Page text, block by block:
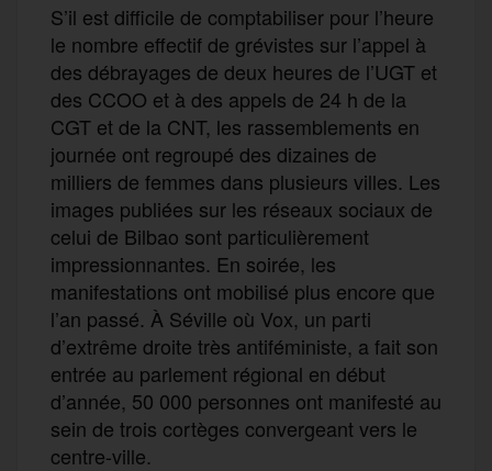
S’il est difficile de comptabiliser pour l’heure
le nombre effectif de grévistes sur l’appel à
des débrayages de deux heures de l’UGT et
des CCOO et à des appels de 24 h de la
CGT et de la CNT, les rassemblements en
journée ont regroupé des dizaines de
milliers de femmes dans plusieurs villes. Les
images publiées sur les réseaux sociaux de
celui de Bilbao sont particulièrement
impressionnantes. En soirée, les
manifestations ont mobilisé plus encore que
l’an passé. À Séville où Vox, un parti
d’extrême droite très antiféministe, a fait son
entrée au parlement régional en début
d’année, 50 000 personnes ont manifesté au
sein de trois cortèges convergeant vers le
centre-ville.